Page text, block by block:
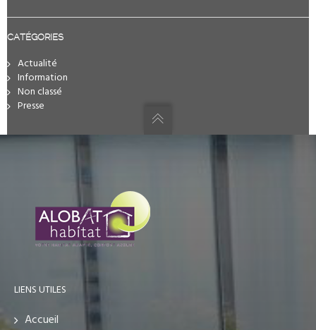
CATÉGORIES
Actualité
Information
Non classé
Presse
LIENS UTILES
Accueil